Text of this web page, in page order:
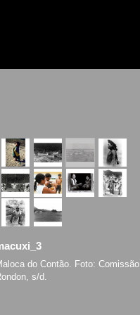
do Contão. Foto: Comissão
s/d.